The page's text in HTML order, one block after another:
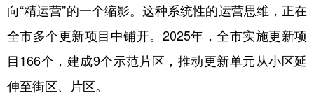
向“精运营”的一个缩影。这种系统性的运营思维，正在
全市多个更新项目中铺开。2025年，全市实施更新项
目166个，建成9个示范片区，推动更新单元从小区延
伸至街区、片区。